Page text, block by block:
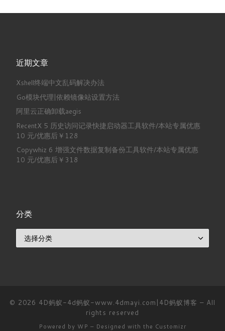
近期文章
Xshell终端中文乱码解决办法
Go模块代理|依赖镜像站设置方法
阿里云正确卸载aegis
RecentX 5 历史访问记录快捷启动器工具软件/本站专属优惠
10 元/优惠后￥128
Copywhiz 6 增强文件数据复制备份工具软件/本站专属优惠
10 元/优惠后￥318
分类
© 2026 4D蚂蚁-4d蚂蚁-www.4dmayi.com|4D蚂蚁博客 – All
rights reserved
Powered by WP – Designed with the Customizr